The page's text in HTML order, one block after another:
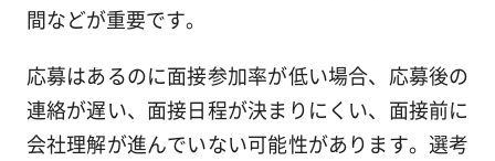
間などが重要です。
応募はあるのに面接参加率が低い場合、応募後の
連絡が遅い、面接日程が決まりにくい、面接前に
会社理解が進んでいない可能性があります。選考